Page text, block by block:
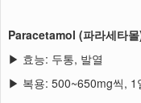
Paracetamol (파라세타
▶ 효능: 두통, 발열
▶ 복용: 500~650mg씩, 1